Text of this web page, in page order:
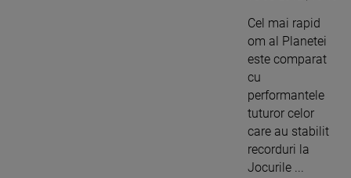
Cel mai rapid
om al Planetei
este comparat
cu
performantele
tuturor celor
care au stabilit
recorduri la
Jocurile ...